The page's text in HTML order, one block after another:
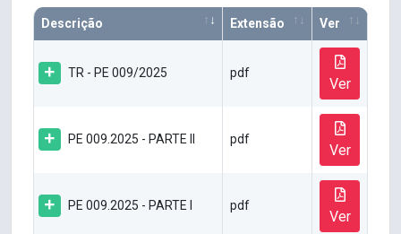
Descrição Extensão Ver
TR - PE 009/2025 pdf
Ver
PE 009.2025 - PARTE II pdf
Ver
PE 009.2025 - PARTE I pdf
Ver